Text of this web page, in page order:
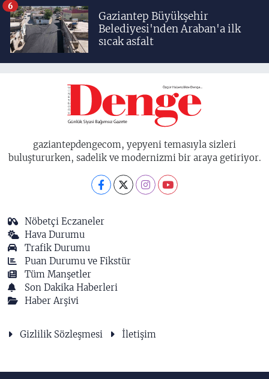
Gaziantep Büyükşehir
Belediyesi'nden Araban'a ilk
sıcak asfalt
6
gaziantepdengecom, yepyeni temasıyla sizleri
buluştururken, sadelik ve modernizmi bir araya getiriyor.
Nöbetçi Eczaneler
Hava Durumu
Trafik Durumu
Puan Durumu ve Fikstür
Tüm Manşetler
Son Dakika Haberleri
Haber Arşivi
Gizlilik Sözleşmesi İletişim